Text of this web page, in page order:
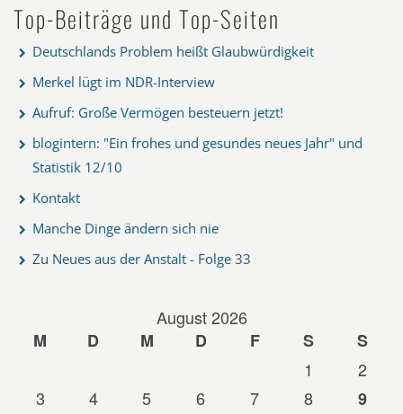
Top-Beiträge und Top-Seiten
Deutschlands Problem heißt Glaubwürdigkeit
Merkel lügt im NDR-Interview
Aufruf: Große Vermögen besteuern jetzt!
blogintern: "Ein frohes und gesundes neues Jahr" und
Statistik 12/10
Kontakt
Manche Dinge ändern sich nie
Zu Neues aus der Anstalt - Folge 33
August 2026
M
D M D F S
S
1
2
3
4 5 6 7 8
9